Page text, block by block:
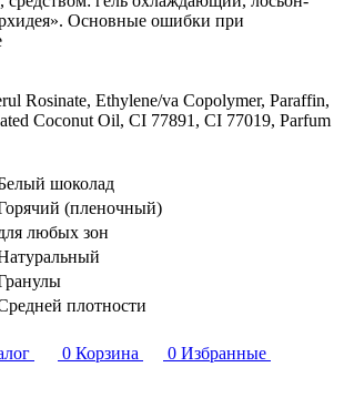
Основные ошибки при
Rosinate, Ethylene/va Copolymer, Paraffin,
Coconut Oil, CI 77891, CI 77019, Parfum
шоколад
(пленочный)
любых зон
плотности
0 Корзина 0 Избранные